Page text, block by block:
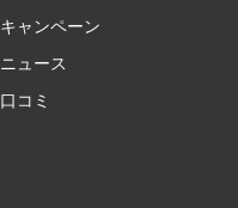
キャンペーン
ニュース
口コミ